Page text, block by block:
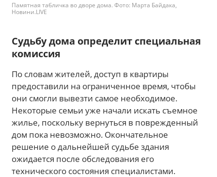
Памятная табличка во дворе дома. Фото: Марта Байдака,
Новини.LIVE
Судьбу дома определит специальная
комиссия
По словам жителей, доступ в квартиры
предоставили на ограниченное время, чтобы
они смогли вывезти самое необходимое.
Некоторые семьи уже начали искать съемное
жилье, поскольку вернуться в поврежденный
дом пока невозможно. Окончательное
решение о дальнейшей судьбе здания
ожидается после обследования его
технического состояния специалистами.